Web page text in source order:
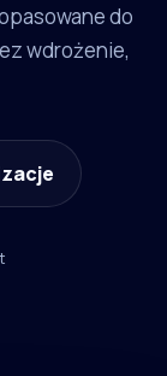
do
wdrożenie,